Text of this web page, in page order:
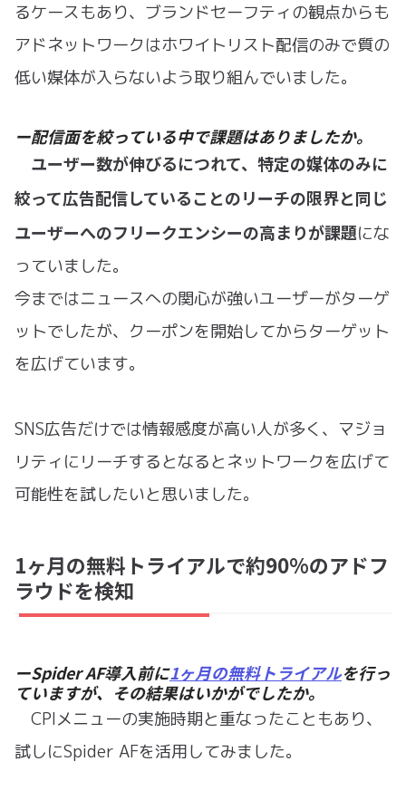
るケースもあり、ブランドセーフティの観点からも
アドネットワークはホワイトリスト配信のみで質の
低い媒体が入らないよう取り組んでいました。
ー配信面を絞っている中で課題はありましたか。
ユーザー数が伸びるにつれて、特定の媒体のみに
絞って広告配信していることのリーチの限界と同じ
ユーザーへのフリークエンシーの高まりが課題にな
っていました。
今まではニュースへの関心が強いユーザーがターゲ
ットでしたが、クーポンを開始してからターゲット
を広げています。
SNS広告だけでは情報感度が高い人が多く、マジョ
リティにリーチするとなるとネットワークを広げて
可能性を試したいと思いました。
1ヶ月の無料トライアルで約90%のアドフ
ラウドを検知
ーSpider AF導入前に1ヶ月の無料トライアルを行っ
ていますが、その結果はいかがでしたか。
CPIメニューの実施時期と重なったこともあり、
試しにSpider AFを活用してみました。